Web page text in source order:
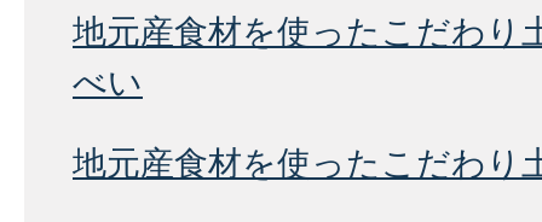
地元産食材を使ったこだわり
べい
地元産食材を使ったこだわり